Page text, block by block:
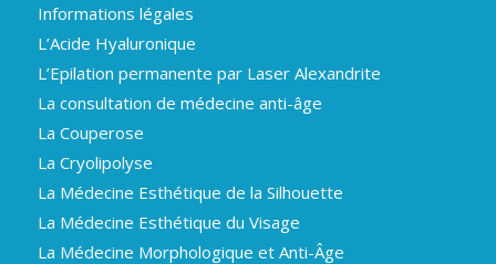
Informations légales
L’Acide Hyaluronique
L’Epilation permanente par Laser Alexandrite
La consultation de médecine anti-âge
La Couperose
La Cryolipolyse
La Médecine Esthétique de la Silhouette
La Médecine Esthétique du Visage
La Médecine Morphologique et Anti-Âge